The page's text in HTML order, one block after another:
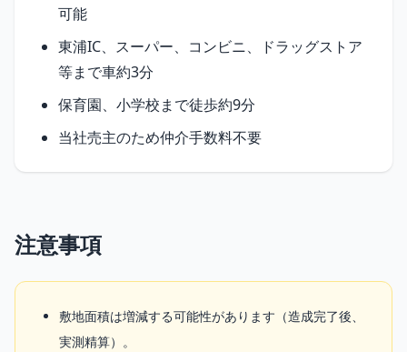
可能
東浦IC、スーパー、コンビニ、ドラッグストア
等まで車約3分
保育園、小学校まで徒歩約9分
当社売主のため仲介手数料不要
注意事項
敷地面積は増減する可能性があります（造成完了後、
実測精算）。